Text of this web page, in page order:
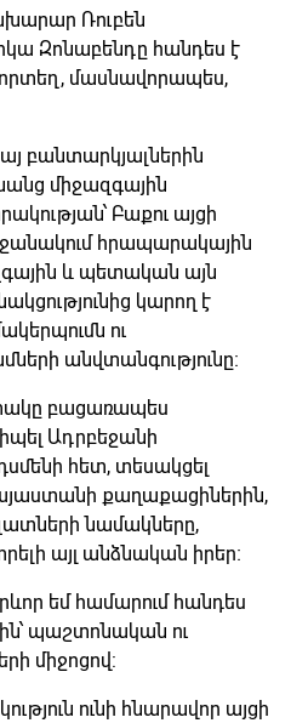
Ռուբեն
Զոնաբենդը հանդես է
որտեղ, մասնավորապես,
բանտարկյալներին
միջազգային
Բաքու այցի
հրապարակային
և պետական այն
կարող է
ու
անվտանգությունը։
բացառապես
Ադրբեջանի
հետ, տեսակցել
քաղաքացիներին,
նամակները,
այլ անձնական իրեր։
եմ համարում հանդես
պաշտոնական ու
միջոցով:
ունի հնարավոր այցի